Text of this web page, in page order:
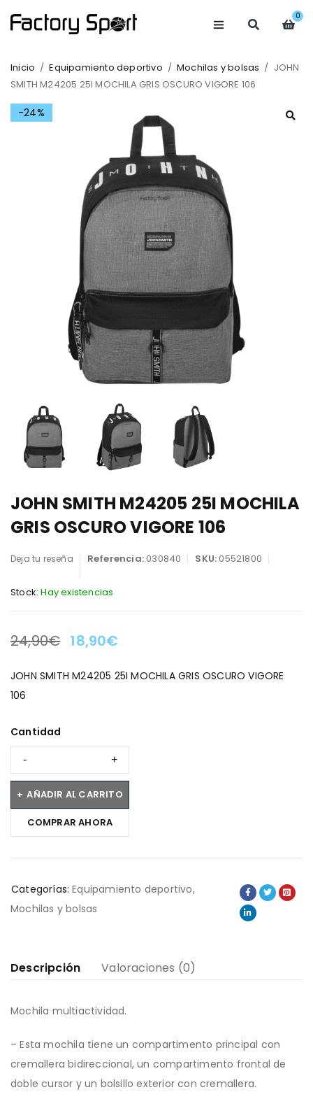
0
Inicio / Equipamiento deportivo / Mochilas y bolsas / JOHN
SMITH M24205 25I MOCHILA GRIS OSCURO VIGORE 106
-24%
JOHN SMITH M24205 25I MOCHILA
GRIS OSCURO VIGORE 106
Deja tu reseña Referencia:030840 SKU:05521800
Stock: Hay existencias
LA OFERTA TERMINA EN:
24,90€ 18,90€
JOHN SMITH M24205 25I MOCHILA GRIS OSCURO VIGORE
106
Cantidad
AÑADIR AL CARRITO
COMPRAR AHORA
Categorías: Equipamiento deportivo,
Mochilas y bolsas
Descripción Valoraciones (0)
Mochila multiactividad.
– Esta mochila tiene un compartimento principal con
cremallera bidireccional, un compartimento frontal de
doble cursor y un bolsillo exterior con cremallera.